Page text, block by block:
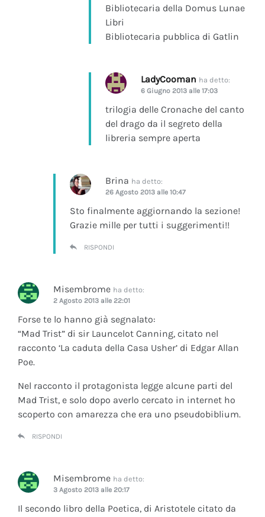
Bibliotecaria della Domus Lunae
Libri
Bibliotecaria pubblica di Gatlin
LadyCooman ha detto:
6 Giugno 2013 alle 17:03
trilogia delle Cronache del canto
del drago da il segreto della
libreria sempre aperta
Brina ha detto:
26 Agosto 2013 alle 10:47
Sto finalmente aggiornando la sezione!
Grazie mille per tutti i suggerimenti!!
RISPONDI
Misembrome ha detto:
2 Agosto 2013 alle 22:01
Forse te lo hanno già segnalato:
“Mad Trist” di sir Launcelot Canning, citato nel
racconto ‘La caduta della Casa Usher’ di Edgar Allan
Poe.
Nel racconto il protagonista legge alcune parti del
Mad Trist, e solo dopo averlo cercato in internet ho
scoperto con amarezza che era uno pseudobiblium.
RISPONDI
Misembrome ha detto:
3 Agosto 2013 alle 20:17
Il secondo libro della Poetica, di Aristotele citato da